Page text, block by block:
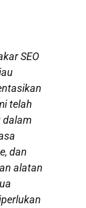
SEO
telah
dalam
dan
alatan